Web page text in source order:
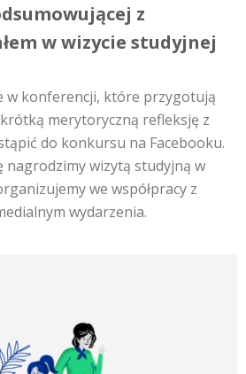
z
w wizycie studyjnej
w konferencji, które przygotują
merytoryczną refleksję z
do konkursu na Facebooku.
nagrodzimy wizytą studyjną w
we współpracy z
wydarzenia.